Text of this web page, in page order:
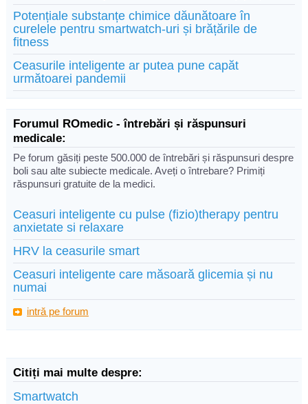
Potențiale substanțe chimice dăunătoare în
curelele pentru smartwatch-uri și brățările de
fitness
Ceasurile inteligente ar putea pune capăt
următoarei pandemii
Forumul ROmedic - întrebări și răspunsuri
medicale:
Pe forum găsiți peste 500.000 de întrebări și răspunsuri despre
boli sau alte subiecte medicale. Aveți o întrebare? Primiți
răspunsuri gratuite de la medici.
Ceasuri inteligente cu pulse (fizio)therapy pentru
anxietate si relaxare
HRV la ceasurile smart
Ceasuri inteligente care măsoară glicemia și nu
numai
intră pe forum
Citiți mai multe despre:
Smartwatch